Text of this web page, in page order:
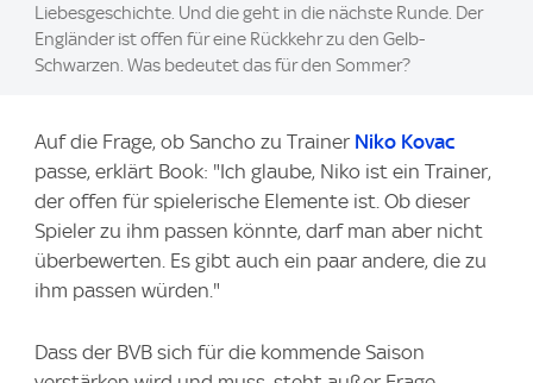
Liebesgeschichte. Und die geht in die nächste Runde. Der
Engländer ist offen für eine Rückkehr zu den Gelb-
Schwarzen. Was bedeutet das für den Sommer?
Auf die Frage, ob Sancho zu Trainer Niko Kovac
passe, erklärt Book: "Ich glaube, Niko ist ein Trainer,
der offen für spielerische Elemente ist. Ob dieser
Spieler zu ihm passen könnte, darf man aber nicht
überbewerten. Es gibt auch ein paar andere, die zu
ihm passen würden."
Dass der BVB sich für die kommende Saison